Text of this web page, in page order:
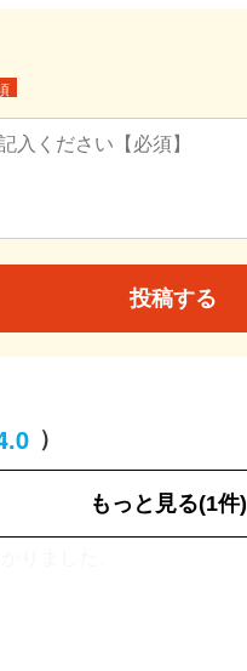
投稿する
）
男性／50代もっと見る(1件)